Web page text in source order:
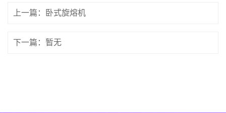
上一篇：卧式旋熔机
下一篇：暂无